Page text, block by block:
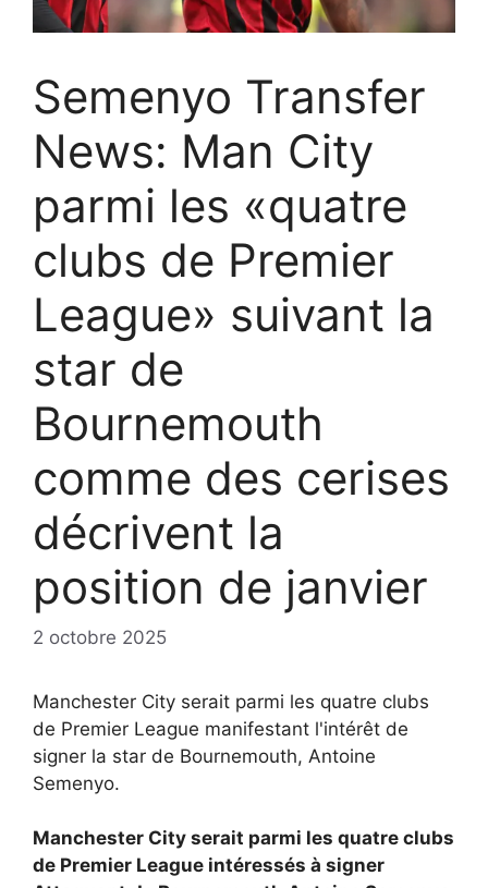
Semenyo Transfer
News: Man City
parmi les «quatre
clubs de Premier
League» suivant la
star de
Bournemouth
comme des cerises
décrivent la
position de janvier
2 octobre 2025
Manchester City serait parmi les quatre clubs
de Premier League manifestant l'intérêt de
signer la star de Bournemouth, Antoine
Semenyo.
Manchester City serait parmi les quatre clubs
de Premier League intéressés à signer